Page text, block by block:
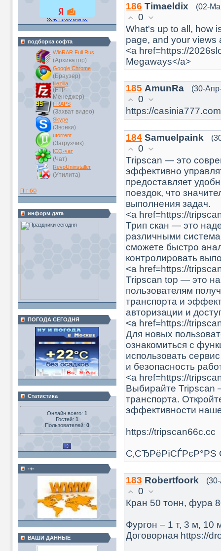
подборка софта
WinRAR Full Rus
(Архиватор)
Google Chrome
(Браузер)
filezilla
(FTP-
Менеджер)
FRAPS
(Захват видео)
Skype
(Звонки)
utorrent
(Загрузчик)
ICQ-чат
(Чат)
RevoUninstaller
(Утилита)
П т б©
информ дата
ПОГОДА СЕГОДНЯ
Статистика
Онлайн всего: 1
Гостей: 1
Пользователей: 0
-+-
ВАШИ ДАННЫЕ
186 Timaeldix (02-
0
What's up to all, how
page, and your views
<a href=https://
Megaways</a>
185 AmunRa (30-
0
https://
184 Samuelpaink
0
Tripscan — это
эффективно
предоставляет
поездок, что
выполнения задач.
<a href=https://
Трип скан — это
различными
сможете быстро
контролировать
<a href=https://
Tripscan top — это
пользователям
транспорта и
авторизации и
<a href=https://
Для новых
ознакомиться с
использовать
и безопасность
<a href=https://
Выбирайте Tripscan
транспорта.
эффективности
https://tripscan66c.cc
С‚СЂРёРїСЃРєР°РЅ
183 Robertfoork
0
Кран 50 тонн, фура
Фургон – 1 т, 3 м, 10
Договорная https://